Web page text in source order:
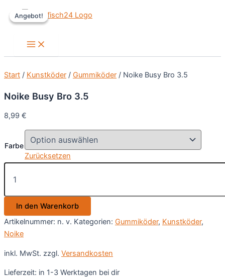
Inhalt
Main
Menu
Start / Kunstköder / Gummiköder / Noike Busy Bro 3.5
Noike Busy Bro 3.5
8,99 €
Farbe
Zurücksetzen
Noike
Busy
3.5
MengeIn den Warenkorb
Artikelnummer: n. v. Kategorien: Gummiköder, Kunstköder,
Noike
inkl. MwSt. zzgl. Versandkosten
Lieferzeit: in 1-3 Werktagen bei dir
Angebot!
Angebot!